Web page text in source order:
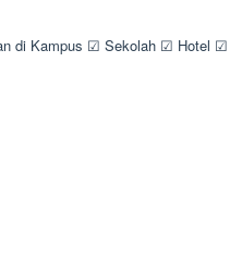
di Kampus ☑ Sekolah ☑ Hotel ☑